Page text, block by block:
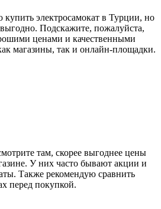
электросамокат в Турции, но
выгодно. Подскажите, пожалуйста,
ценами и качественными
магазины, так и онлайн-площадки.
там, скорее выгоднее цены
У них часто бывают акции и
Также рекомендую сравнить
перед покупкой.